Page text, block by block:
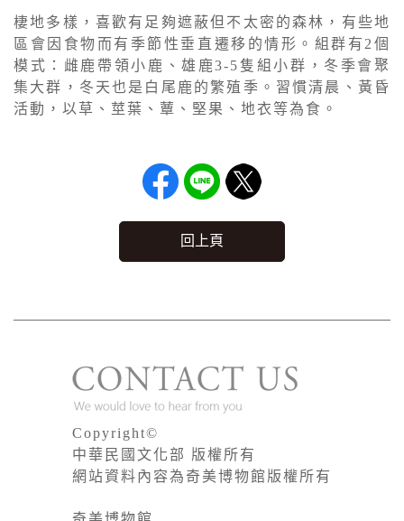
棲地多樣，喜歡有足夠遮蔽但不太密的森林，有些地
區會因食物而有季節性垂直遷移的情形。組群有2個
模式：雌鹿帶領小鹿、雄鹿3-5隻組小群，冬季會聚
集大群，冬天也是白尾鹿的繁殖季。習慣清晨、黃昏
活動，以草、莖葉、蕈、堅果、地衣等為食。
回上頁
Copyright©
中華民國文化部 版權所有
網站資料內容為奇美博物館版權所有